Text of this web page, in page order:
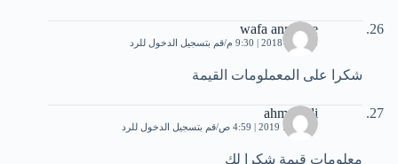
wafa annonce
15 يناير، 2018 | 9:30 م قم بتسجيل الدخول للرد
شكرا على المعملومات القيمة
ahmed ali
17 يونيو، 2019 | 4:59 ص قم بتسجيل الدخول للرد
معلومات قيمة شكرا لك